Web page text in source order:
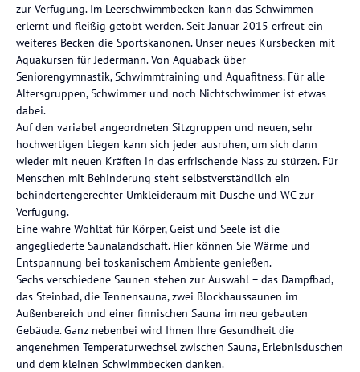
zur Verfügung. Im Leerschwimmbecken kann das Schwimmen
erlernt und fleißig getobt werden. Seit Januar 2015 erfreut ein
weiteres Becken die Sportskanonen. Unser neues Kursbecken mit
Aquakursen für Jedermann. Von Aquaback über
Seniorengymnastik, Schwimmtraining und Aquafitness. Für alle
Altersgruppen, Schwimmer und noch Nichtschwimmer ist etwas
dabei.
Auf den variabel angeordneten Sitzgruppen und neuen, sehr
hochwertigen Liegen kann sich jeder ausruhen, um sich dann
wieder mit neuen Kräften in das erfrischende Nass zu stürzen. Für
Menschen mit Behinderung steht selbstverständlich ein
behindertengerechter Umkleideraum mit Dusche und WC zur
Verfügung.
Eine wahre Wohltat für Körper, Geist und Seele ist die
angegliederte Saunalandschaft. Hier können Sie Wärme und
Entspannung bei toskanischem Ambiente genießen.
Sechs verschiedene Saunen stehen zur Auswahl – das Dampfbad,
das Steinbad, die Tennensauna, zwei Blockhaussaunen im
Außenbereich und einer finnischen Sauna im neu gebauten
Gebäude. Ganz nebenbei wird Ihnen Ihre Gesundheit die
angenehmen Temperaturwechsel zwischen Sauna, Erlebnisduschen
und dem kleinen Schwimmbecken danken.